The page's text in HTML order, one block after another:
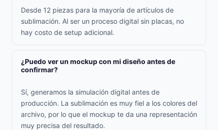
Desde 12 piezas para la mayoría de artículos de
sublimación. Al ser un proceso digital sin placas, no
hay costo de setup adicional.
¿Puedo ver un mockup con mi diseño antes de
confirmar?
Sí, generamos la simulación digital antes de
producción. La sublimación es muy fiel a los colores del
archivo, por lo que el mockup te da una representación
muy precisa del resultado.